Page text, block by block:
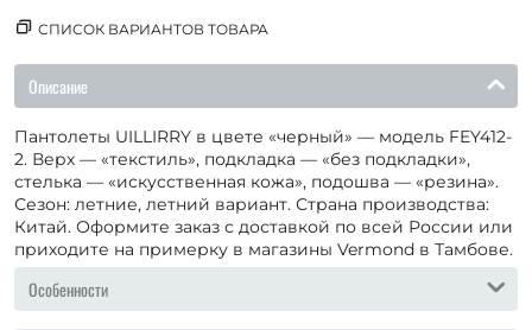
СПИСОК ВАРИАНТОВ ТОВАРА
Описание
Пантолеты UILLIRRY в цвете «черный» — модель FEY412-
2. Верх — «текстиль», подкладка — «без подкладки»,
стелька — «искусственная кожа», подошва — «резина».
Сезон: летние, летний вариант. Страна производства:
Китай. Оформите заказ с доставкой по всей России или
приходите на примерку в магазины Vermond в Тамбове.
Особенности